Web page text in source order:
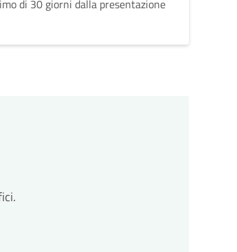
di 30 giorni dalla presentazione